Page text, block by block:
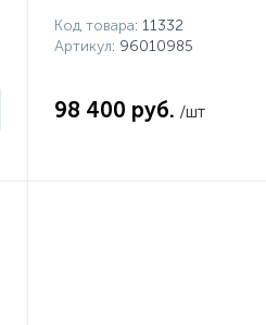
Код товара: 11332
Артикул: 96010985
98 400 руб. /шт